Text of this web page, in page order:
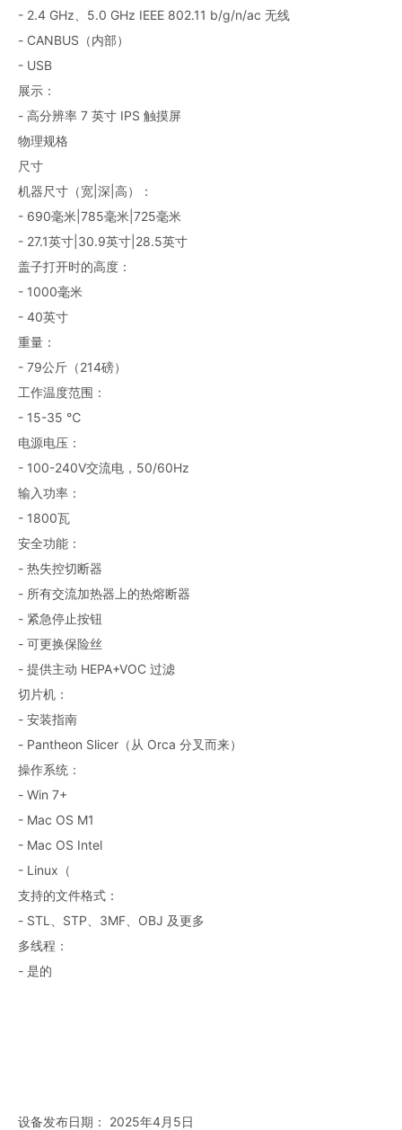
- 2.4 GHz、5.0 GHz IEEE 802.11 b/g/n/ac 无线
- CANBUS（内部）
- USB
展示：
- 高分辨率 7 英寸 IPS 触摸屏
物理规格
尺寸
机器尺寸（宽|深|高）：
- 690毫米|785毫米|725毫米
- 27.1英寸|30.9英寸|28.5英寸
盖子打开时的高度：
- 1000毫米
- 40英寸
重量：
- 79公斤（214磅）
工作温度范围：
- 15-35 ℃​
电源电压：
- 100-240V交流电，50/60Hz
输入功率：
- 1800瓦
安全功能：
- 热失控切断器
- 所有交流加热器上的热熔断器
- 紧急停止按钮
- 可更换保险丝
- 提供主动 HEPA+VOC 过滤
切片机：
- 安装指南
- Pantheon Slicer（从 Orca 分叉而来）
操作系统：
- Win 7+
- Mac OS M1
- Mac OS Intel
- Linux（
支持的文件格式：
- STL、STP、3MF、OBJ 及更多
多线程：
- 是的
设备发布日期： 2025年4月5日